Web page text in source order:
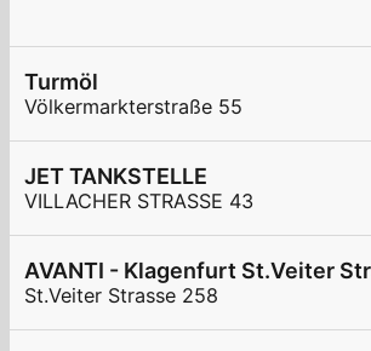
Turmöl
Völkermarkterstraße 55
JET TANKSTELLE
VILLACHER STRASSE 43
St.Veiter Strasse 258